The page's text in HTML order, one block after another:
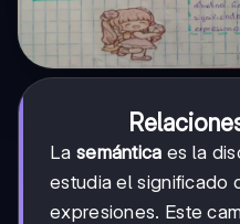
La semántica es la
estudia el significado
expresiones. Este